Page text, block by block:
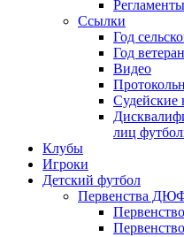
Ссылки
Год
Год
Видео
Судейские
лиц
Клубы
Игроки
Детский футбол
Первенства